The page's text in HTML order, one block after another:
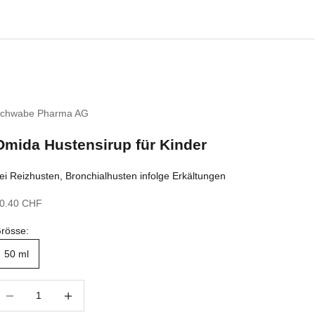
Pharma AG
Hustensirup für Kinder
Reizhusten, Bronchialhusten infolge Erkältungen
CHF
50 ml